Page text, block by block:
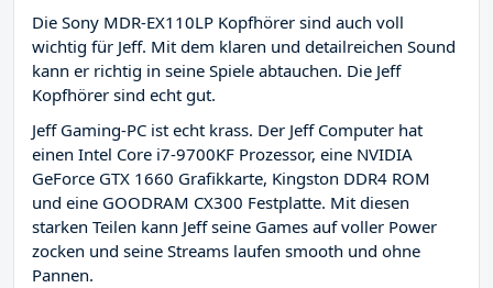
Die Sony MDR-EX110LP Kopfhörer sind auch voll
wichtig für Jeff. Mit dem klaren und detailreichen Sound
kann er richtig in seine Spiele abtauchen. Die Jeff
Kopfhörer sind echt gut.
Jeff Gaming-PC ist echt krass. Der Jeff Computer hat
einen Intel Core i7-9700KF Prozessor, eine NVIDIA
GeForce GTX 1660 Grafikkarte, Kingston DDR4 ROM
und eine GOODRAM CX300 Festplatte. Mit diesen
starken Teilen kann Jeff seine Games auf voller Power
zocken und seine Streams laufen smooth und ohne
Pannen.